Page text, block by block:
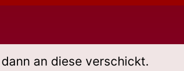
an diese verschickt.